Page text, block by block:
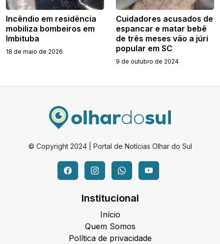
Incêndio em residência
mobiliza bombeiros em
Imbituba
18 de maio de 2026
Cuidadores acusados de
espancar e matar bebê
de três meses vão a júri
popular em SC
9 de outubro de 2024
© Copyright 2024 | Portal de Notícias Olhar do Sul
Institucional
Início
Quem Somos
Política de privacidade